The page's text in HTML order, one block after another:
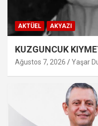
AKTÜEL AKYAZI
KUZGUNCUK
Ağustos 7, 2026 Yaşar